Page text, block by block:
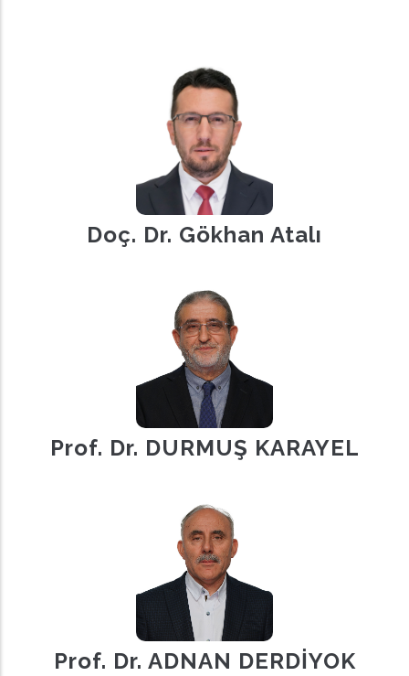
Doç. Dr. Gökhan Atalı
Prof. Dr. DURMUŞ KARAYEL
Prof. Dr. ADNAN DERDİYOK